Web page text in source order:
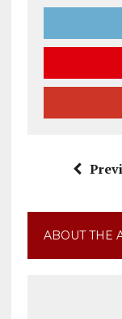
ABOUT THE